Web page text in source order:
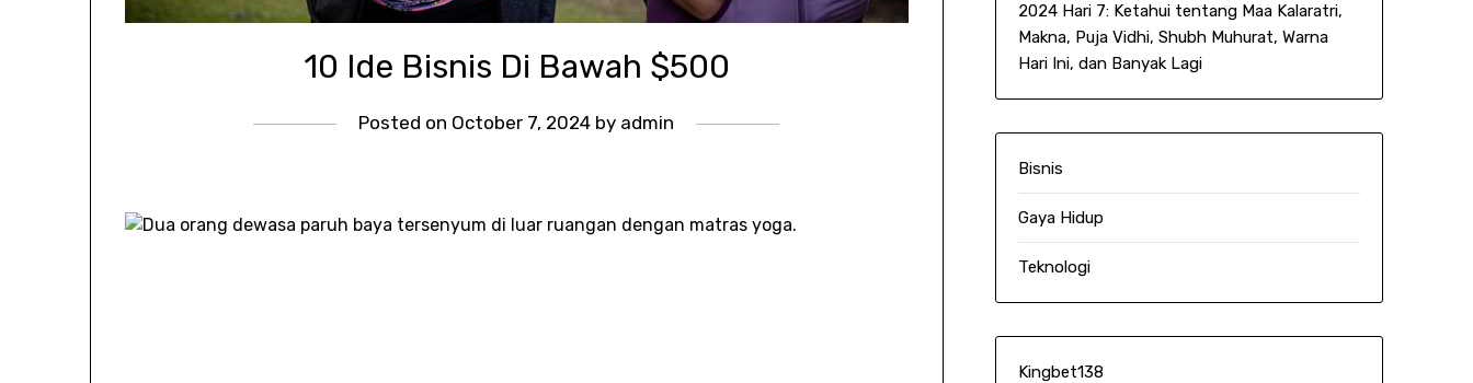
10 Ide Bisnis Di Bawah $500
Posted on October 7, 2024 by admin
2024 Hari 7: Ketahui tentang Maa Kalaratri,
Makna, Puja Vidhi, Shubh Muhurat, Warna
Hari Ini, dan Banyak Lagi
Bisnis
Gaya Hidup
Teknologi
Kingbet138